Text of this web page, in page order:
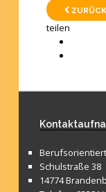
ZURÜCK
teilen
Schulstraße 38
14774